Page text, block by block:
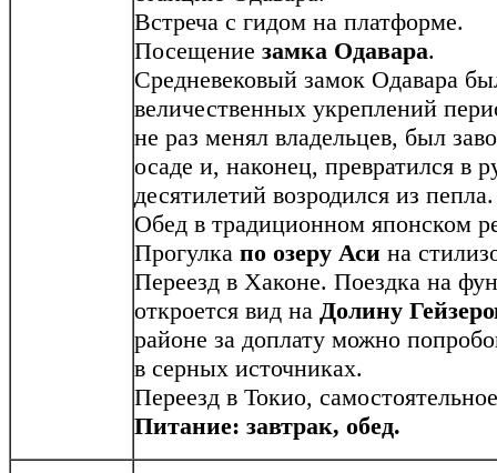
Встреча с гидом на платформе.
Посещение замка Одавара.
Средневековый замок Одавара
величественных укреплений
не раз менял владельцев, был
осаде и, наконец, превратился в
десятилетий возродился из пепла.
Обед в традиционном японском
Прогулка по озеру Аси на
Переезд в Хаконе. Поездка на
откроется вид на Долину
районе за доплату можно
в серных источниках.
Переезд в Токио,
Питание: завтрак, обед.